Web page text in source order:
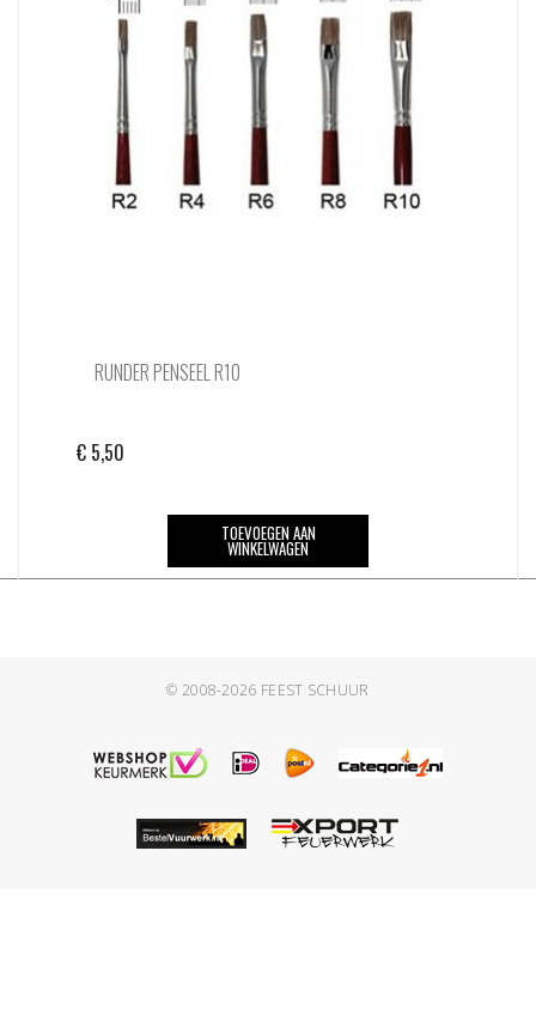
RUNDER PENSEEL R10
€ 5,50
TOEVOEGEN AAN
WINKELWAGEN
© 2008-2026 FEEST SCHUUR